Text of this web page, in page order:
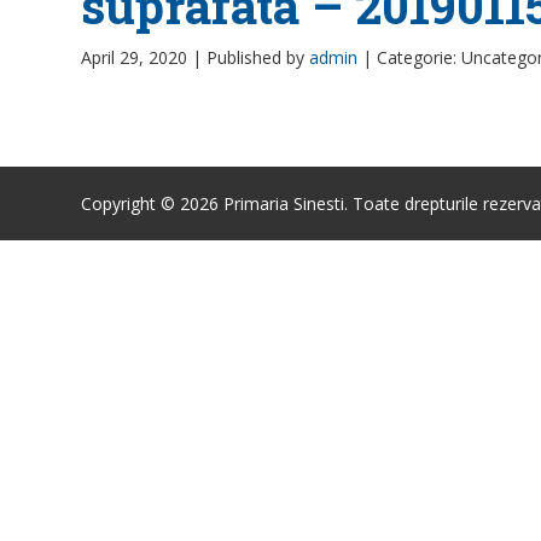
April 29, 2020 | Published by admin | Categorie:
Copyright © 2026 Primaria Sinesti. Toate drepturile